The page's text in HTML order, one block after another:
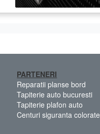
PARTENERI
Reparatii planse bord
Tapiterie auto bucuresti
Tapiterie plafon auto
Centuri siguranta colorate